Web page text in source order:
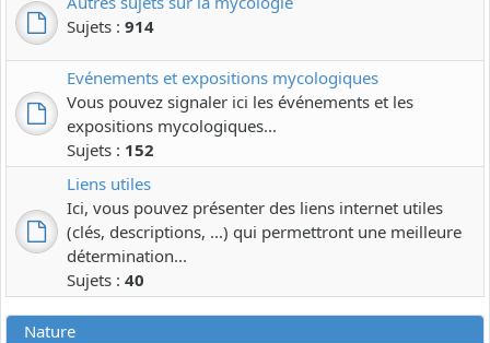
Sujets : 914
Evénements et expositions mycologiques
Vous pouvez signaler ici les événements et les
expositions mycologiques...
Sujets : 152
Liens utiles
Ici, vous pouvez présenter des liens internet utiles
(clés, descriptions, ...) qui permettront une meilleure
détermination...
Sujets : 40
Nature